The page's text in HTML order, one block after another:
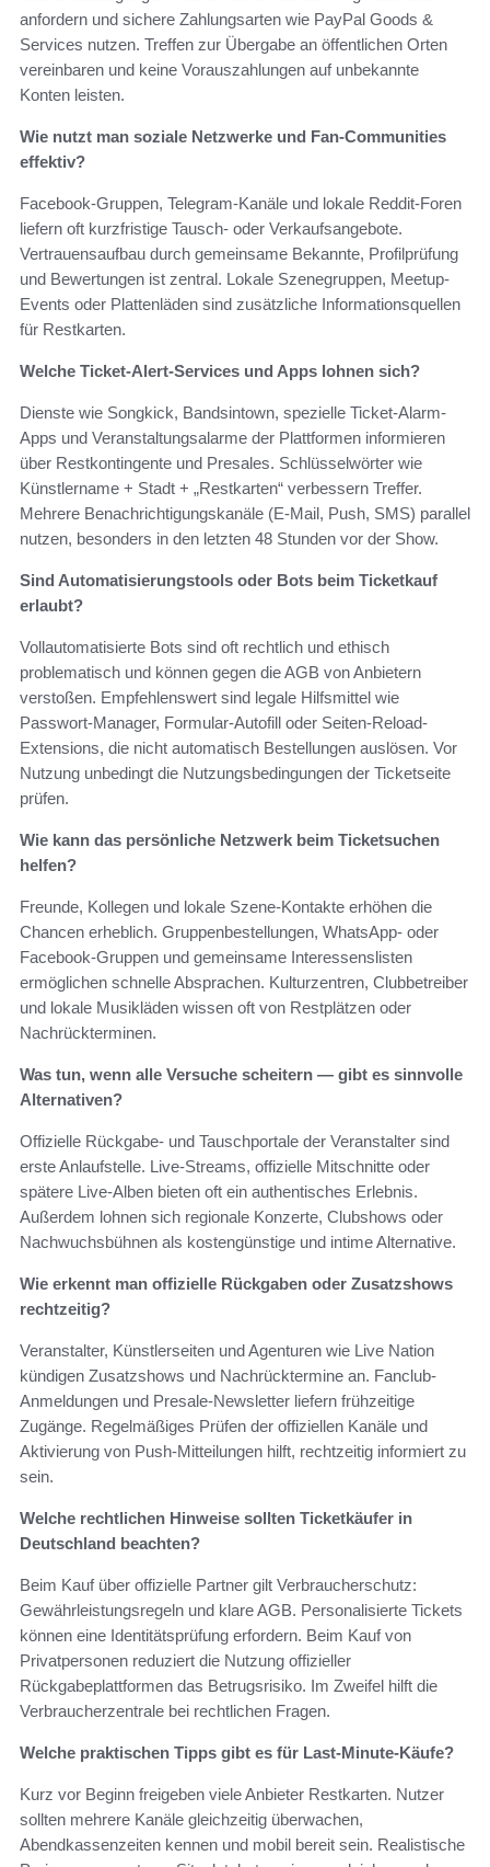
anfordern und sichere Zahlungsarten wie PayPal Goods &
Services nutzen. Treffen zur Übergabe an öffentlichen Orten
vereinbaren und keine Vorauszahlungen auf unbekannte
Konten leisten.
Wie nutzt man soziale Netzwerke und Fan-Communities
effektiv?
Facebook-Gruppen, Telegram-Kanäle und lokale Reddit-Foren
liefern oft kurzfristige Tausch- oder Verkaufsangebote.
Vertrauensaufbau durch gemeinsame Bekannte, Profilprüfung
und Bewertungen ist zentral. Lokale Szenegruppen, Meetup-
Events oder Plattenläden sind zusätzliche Informationsquellen
für Restkarten.
Welche Ticket-Alert-Services und Apps lohnen sich?
Dienste wie Songkick, Bandsintown, spezielle Ticket-Alarm-
Apps und Veranstaltungsalarme der Plattformen informieren
über Restkontingente und Presales. Schlüsselwörter wie
Künstlername + Stadt + „Restkarten“ verbessern Treffer.
Mehrere Benachrichtigungskanäle (E-Mail, Push, SMS) parallel
nutzen, besonders in den letzten 48 Stunden vor der Show.
Sind Automatisierungstools oder Bots beim Ticketkauf
erlaubt?
Vollautomatisierte Bots sind oft rechtlich und ethisch
problematisch und können gegen die AGB von Anbietern
verstoßen. Empfehlenswert sind legale Hilfsmittel wie
Passwort-Manager, Formular-Autofill oder Seiten-Reload-
Extensions, die nicht automatisch Bestellungen auslösen. Vor
Nutzung unbedingt die Nutzungsbedingungen der Ticketseite
prüfen.
Wie kann das persönliche Netzwerk beim Ticketsuchen
helfen?
Freunde, Kollegen und lokale Szene-Kontakte erhöhen die
Chancen erheblich. Gruppenbestellungen, WhatsApp- oder
Facebook-Gruppen und gemeinsame Interessenslisten
ermöglichen schnelle Absprachen. Kulturzentren, Clubbetreiber
und lokale Musikläden wissen oft von Restplätzen oder
Nachrückterminen.
Was tun, wenn alle Versuche scheitern — gibt es sinnvolle
Alternativen?
Offizielle Rückgabe- und Tauschportale der Veranstalter sind
erste Anlaufstelle. Live-Streams, offizielle Mitschnitte oder
spätere Live-Alben bieten oft ein authentisches Erlebnis.
Außerdem lohnen sich regionale Konzerte, Clubshows oder
Nachwuchsbühnen als kostengünstige und intime Alternative.
Wie erkennt man offizielle Rückgaben oder Zusatzshows
rechtzeitig?
Veranstalter, Künstlerseiten und Agenturen wie Live Nation
kündigen Zusatzshows und Nachrücktermine an. Fanclub-
Anmeldungen und Presale-Newsletter liefern frühzeitige
Zugänge. Regelmäßiges Prüfen der offiziellen Kanäle und
Aktivierung von Push-Mitteilungen hilft, rechtzeitig informiert zu
sein.
Welche rechtlichen Hinweise sollten Ticketkäufer in
Deutschland beachten?
Beim Kauf über offizielle Partner gilt Verbraucherschutz:
Gewährleistungsregeln und klare AGB. Personalisierte Tickets
können eine Identitätsprüfung erfordern. Beim Kauf von
Privatpersonen reduziert die Nutzung offizieller
Rückgabeplattformen das Betrugsrisiko. Im Zweifel hilft die
Verbraucherzentrale bei rechtlichen Fragen.
Welche praktischen Tipps gibt es für Last-Minute-Käufe?
Kurz vor Beginn freigeben viele Anbieter Restkarten. Nutzer
sollten mehrere Kanäle gleichzeitig überwachen,
Abendkassenzeiten kennen und mobil bereit sein. Realistische